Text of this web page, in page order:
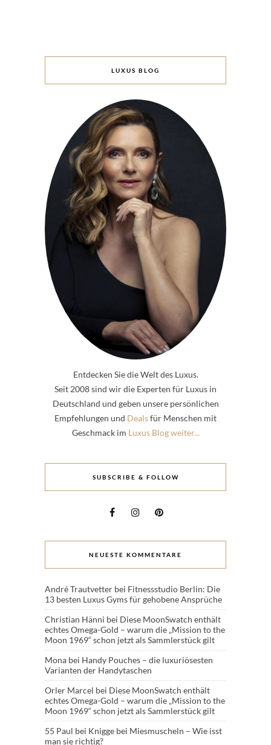
LUXUS BLOG
Entdecken Sie die Welt des Luxus.
Seit 2008 sind wir die Experten für Luxus in
Deutschland und geben unsere persönlichen
Empfehlungen und Dealsfür Menschen mit
Geschmack im Luxus Blog weiter...
SUBSCRIBE & FOLLOW
NEUESTE KOMMENTARE
André Trautvetter bei Fitnessstudio Berlin: Die
13 besten Luxus Gyms für gehobene Ansprüche
Christian Hänni bei Diese MoonSwatch enthält
echtes Omega-Gold – warum die „Mission to the
Moon 1969“ schon jetzt als Sammlerstück gilt
Mona bei Handy Pouches – die luxuriösesten
Varianten der Handytaschen
Orler Marcel bei Diese MoonSwatch enthält
echtes Omega-Gold – warum die „Mission to the
Moon 1969“ schon jetzt als Sammlerstück gilt
55 Paul bei Knigge bei Miesmuscheln – Wie isst
man sie richtig?